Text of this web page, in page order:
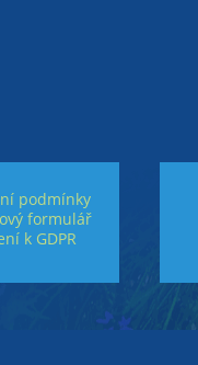
podmínky
formulář
k GDPR